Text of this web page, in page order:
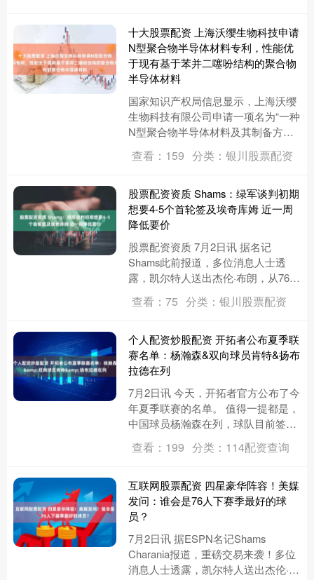
十大股票配资 上海沃缨生物科技申请
N型聚合物半导体材料专利，性能优
于现有基于苯并二噻吩结构的聚合物
半导体材料
国家知识产权局信息显示，上海沃缨
生物科技有限公司申请一项名为“一种
N型聚合物半导体材料及其制备方法
和应用”的专利，公开号
CN122483307A，申请日期为20....
查看：159 分类：银川股票配资
股票配资资质 Shams：绿军谈判初期
想要4-5个首轮签及埃奇库姆 近一周
降低要价
股票配资资质 7月2日讯 据名记
Shams此前报道，多位消息人士透
露，凯尔特人送出杰伦·布朗，从76人
换来保罗·乔治、2个首轮签和2个次轮
签。 Shams在《S....
查看：75 分类：银川股票配资
个人配资炒股配资 开拓者公布夏季联
赛名单：杨瀚森&双向球员肯特&扬布
拉德在列
7月2日讯 今天，开拓者官方公布了今
年夏季联赛的名单。 值得一提都是，
中国球员杨瀚森在列，球队目前签下
的两位双向合同球员杰森·肯特和克里
斯·扬布拉德也在其中。 ....
查看：199 分类：114配资查询
互联网股票配资 四星豪华阵容！美媒
发问：谁会是76人下赛季最好的球
员？
7月2日讯 据ESPN名记Shams
Charania报道，重磅交易来袭！多位
消息人士透露，凯尔特人送出杰伦·布